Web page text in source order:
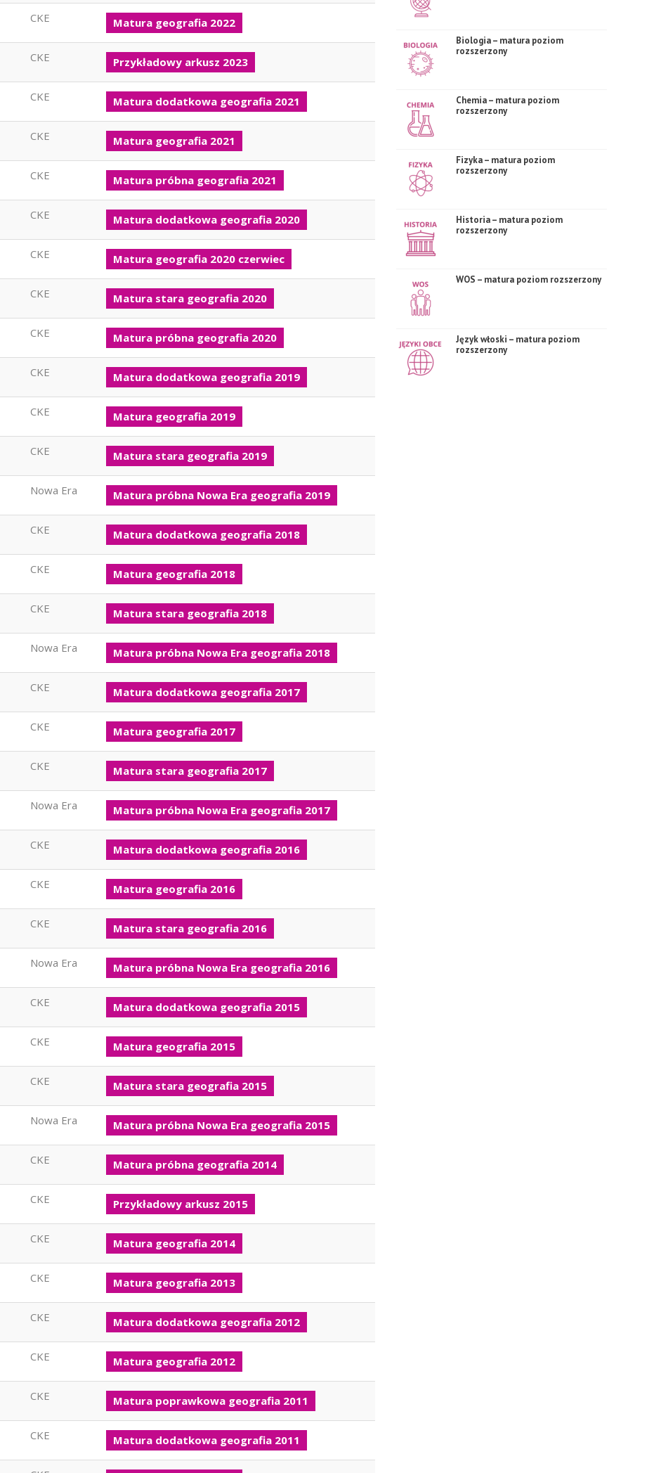
CKE Matura geografia 2022
CKE Przykładowy arkusz 2023
CKE Matura dodatkowa geografia 2021
CKE Matura geografia 2021
CKE Matura próbna geografia 2021
CKE Matura dodatkowa geografia 2020
CKE Matura geografia 2020 czerwiec
CKE Matura stara geografia 2020
CKE Matura próbna geografia 2020
CKE Matura dodatkowa geografia 2019
CKE Matura geografia 2019
CKE Matura stara geografia 2019
Nowa Era Matura próbna Nowa Era geografia 2019
CKE Matura dodatkowa geografia 2018
CKE Matura geografia 2018
CKE Matura stara geografia 2018
Nowa Era Matura próbna Nowa Era geografia 2018
CKE Matura dodatkowa geografia 2017
CKE Matura geografia 2017
CKE Matura stara geografia 2017
Nowa Era Matura próbna Nowa Era geografia 2017
CKE Matura dodatkowa geografia 2016
CKE Matura geografia 2016
CKE Matura stara geografia 2016
Nowa Era Matura próbna Nowa Era geografia 2016
CKE Matura dodatkowa geografia 2015
CKE Matura geografia 2015
CKE Matura stara geografia 2015
Nowa Era Matura próbna Nowa Era geografia 2015
CKE Matura próbna geografia 2014
CKE Przykładowy arkusz 2015
CKE Matura geografia 2014
CKE Matura geografia 2013
CKE Matura dodatkowa geografia 2012
CKE Matura geografia 2012
CKE Matura poprawkowa geografia 2011
CKE Matura dodatkowa geografia 2011
Biologia – matura poziom
rozszerzony
Chemia – matura poziom
rozszerzony
Fizyka – matura poziom
rozszerzony
Historia – matura poziom
rozszerzony
WOS – matura poziom rozszerzony
Język włoski – matura poziom
rozszerzony